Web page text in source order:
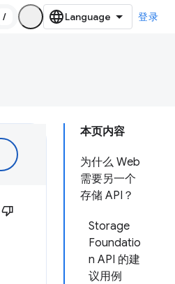
/ 登录
本页内容
为什么 Web
需要另一个
存储 API？
Storage
Foundatio
n API 的建
议用例